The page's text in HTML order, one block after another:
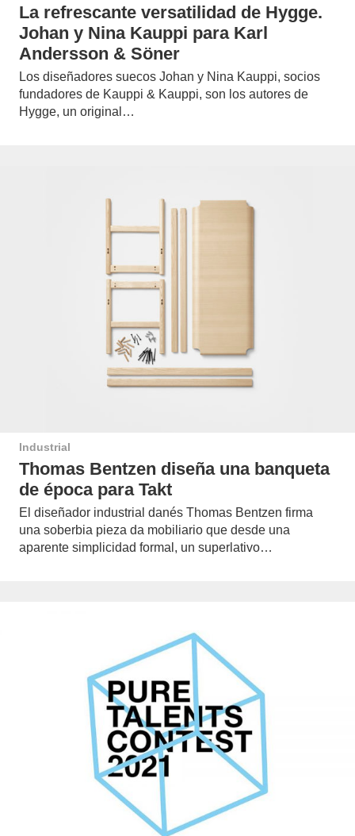
La refrescante versatilidad de Hygge.
Johan y Nina Kauppi para Karl
Andersson & Söner
Los diseñadores suecos Johan y Nina Kauppi, socios
fundadores de Kauppi & Kauppi, son los autores de
Hygge, un original…
Industrial
Thomas Bentzen diseña una banqueta
de época para Takt
El diseñador industrial danés Thomas Bentzen firma
una soberbia pieza da mobiliario que desde una
aparente simplicidad formal, un superlativo…